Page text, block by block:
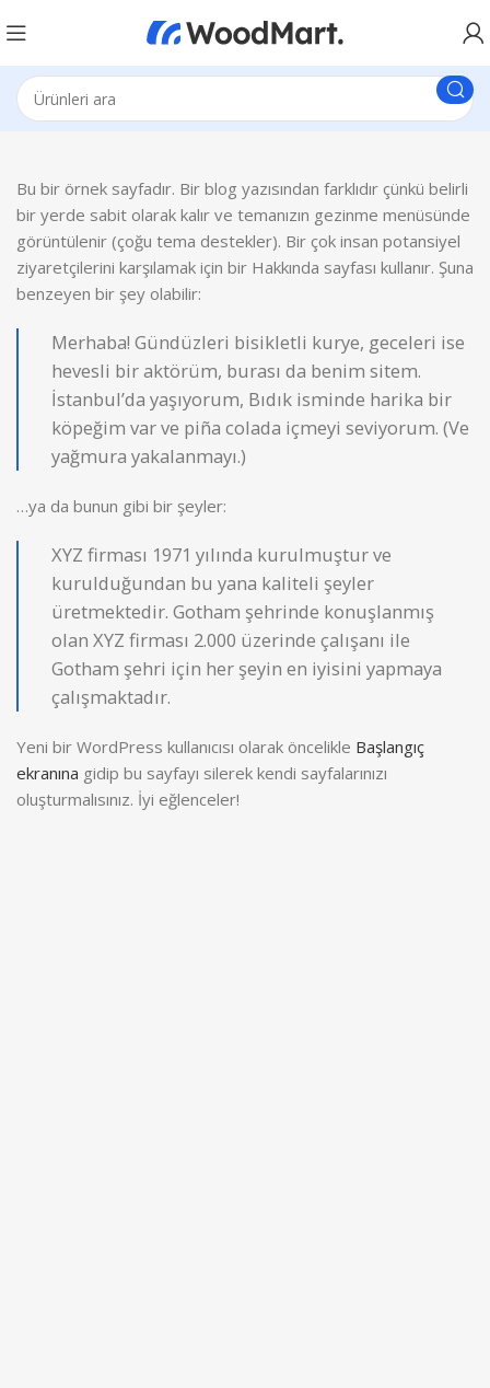
Bu bir örnek sayfadır. Bir blog yazısından farklıdır çünkü belirli
bir yerde sabit olarak kalır ve temanızın gezinme menüsünde
görüntülenir (çoğu tema destekler). Bir çok insan potansiyel
ziyaretçilerini karşılamak için bir Hakkında sayfası kullanır. Şuna
benzeyen bir şey olabilir:
Merhaba! Gündüzleri bisikletli kurye, geceleri ise
hevesli bir aktörüm, burası da benim sitem.
İstanbul’da yaşıyorum, Bıdık isminde harika bir
köpeğim var ve piña colada içmeyi seviyorum. (Ve
yağmura yakalanmayı.)
…ya da bunun gibi bir şeyler:
XYZ firması 1971 yılında kurulmuştur ve
kurulduğundan bu yana kaliteli şeyler
üretmektedir. Gotham şehrinde konuşlanmış
olan XYZ firması 2.000 üzerinde çalışanı ile
Gotham şehri için her şeyin en iyisini yapmaya
çalışmaktadır.
Yeni bir WordPress kullanıcısı olarak öncelikle Başlangıç
ekranına gidip bu sayfayı silerek kendi sayfalarınızı
oluşturmalısınız. İyi eğlenceler!